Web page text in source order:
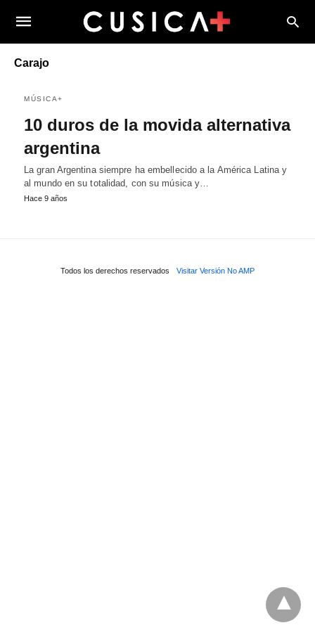
Carajo
MÚSICA+
10 duros de la movida alternativa
argentina
La gran Argentina siempre ha embellecido a la América Latina y
al mundo en su totalidad, con su música y…
Hace 9 años
Todos los derechos reservados Visitar Versión No AMP